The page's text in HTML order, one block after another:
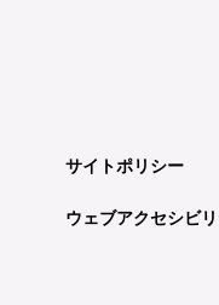
サイトポリシー
ウェブアクセシビ